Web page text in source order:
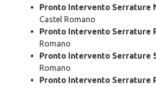
Pronto Intervento Serrature
Castel Romano
Pronto Intervento Serrature
Romano
Pronto Intervento Serrature
Romano
Pronto Intervento Serrature